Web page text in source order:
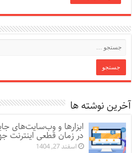
آخرین نوشته ها
ابزارها و وب‌سایت‌های
در زمان قطعی اینترنت
اسفند 27, 1404